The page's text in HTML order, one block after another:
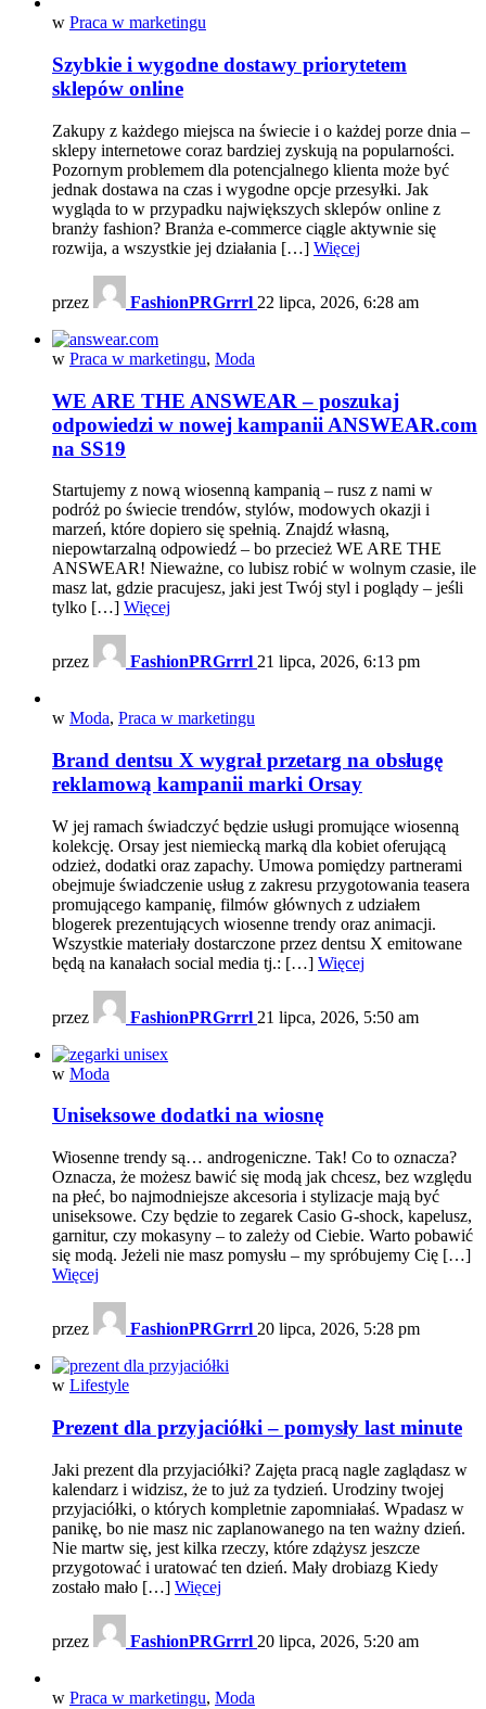
w Praca w marketingu
Szybkie i wygodne dostawy priorytetem
sklepów online
Zakupy z każdego miejsca na świecie i o każdej porze dnia –
sklepy internetowe coraz bardziej zyskują na popularności.
Pozornym problemem dla potencjalnego klienta może być
jednak dostawa na czas i wygodne opcje przesyłki. Jak
wygląda to w przypadku największych sklepów online z
branży fashion? Branża e-commerce ciągle aktywnie się
rozwija, a wszystkie jej działania […] Więcej
przez FashionPRGrrrl 22 lipca, 2026, 6:28 am
w Praca w marketingu, Moda
WE ARE THE ANSWEAR – poszukaj
odpowiedzi w nowej kampanii ANSWEAR.com
na SS19
Startujemy z nową wiosenną kampanią – rusz z nami w
podróż po świecie trendów, stylów, modowych okazji i
marzeń, które dopiero się spełnią. Znajdź własną,
niepowtarzalną odpowiedź – bo przecież WE ARE THE
ANSWEAR! Nieważne, co lubisz robić w wolnym czasie, ile
masz lat, gdzie pracujesz, jaki jest Twój styl i poglądy – jeśli
tylko […] Więcej
przez FashionPRGrrrl 21 lipca, 2026, 6:13 pm
w Moda, Praca w marketingu
Brand dentsu X wygrał przetarg na obsługę
reklamową kampanii marki Orsay
W jej ramach świadczyć będzie usługi promujące wiosenną
kolekcję. Orsay jest niemiecką marką dla kobiet oferującą
odzież, dodatki oraz zapachy. Umowa pomiędzy partnerami
obejmuje świadczenie usług z zakresu przygotowania teasera
promującego kampanię, filmów głównych z udziałem
blogerek prezentujących wiosenne trendy oraz animacji.
Wszystkie materiały dostarczone przez dentsu X emitowane
będą na kanałach social media tj.: […] Więcej
przez FashionPRGrrrl 21 lipca, 2026, 5:50 am
w Moda
Uniseksowe dodatki na wiosnę
Wiosenne trendy są… androgeniczne. Tak! Co to oznacza?
Oznacza, że możesz bawić się modą jak chcesz, bez względu
na płeć, bo najmodniejsze akcesoria i stylizacje mają być
uniseksowe. Czy będzie to zegarek Casio G-shock, kapelusz,
garnitur, czy mokasyny – to zależy od Ciebie. Warto pobawić
się modą. Jeżeli nie masz pomysłu – my spróbujemy Cię […]
Więcej
przez FashionPRGrrrl 20 lipca, 2026, 5:28 pm
w Lifestyle
Prezent dla przyjaciółki – pomysły last minute
Jaki prezent dla przyjaciółki? Zajęta pracą nagle zaglądasz w
kalendarz i widzisz, że to już za tydzień. Urodziny twojej
przyjaciółki, o których kompletnie zapomniałaś. Wpadasz w
panikę, bo nie masz nic zaplanowanego na ten ważny dzień.
Nie martw się, jest kilka rzeczy, które zdążysz jeszcze
przygotować i uratować ten dzień. Mały drobiazg Kiedy
zostało mało […] Więcej
przez FashionPRGrrrl 20 lipca, 2026, 5:20 am
w Praca w marketingu, Moda